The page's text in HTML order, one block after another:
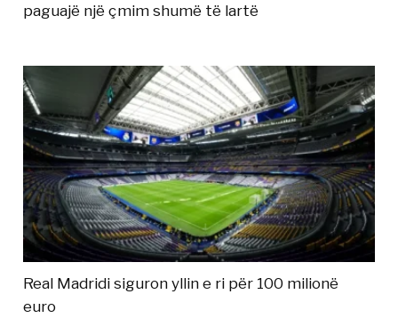
paguajë një çmim shumë të lartë
Real Madridi siguron yllin e ri për 100 milionë
euro